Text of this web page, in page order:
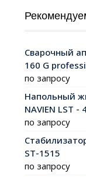
Сварочный
160 G
по запросу
Напольный
NAVIEN LST -
по запросу
ST-1515
по запросу